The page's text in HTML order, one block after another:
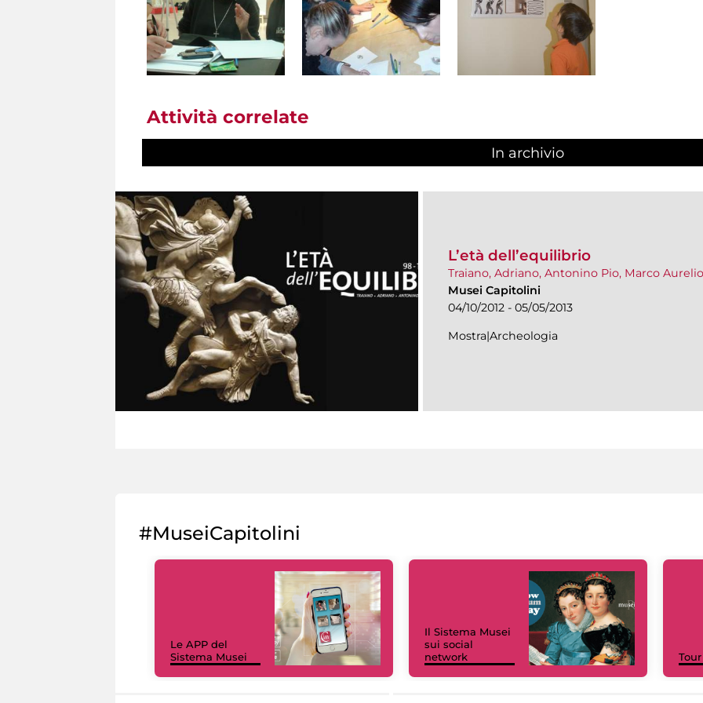
Attività correlate
In archivio
L’età dell’equilibrio
Traiano, Adriano, Antonino Pio, Marco Aurelio
Musei Capitolini
04/10/2012 - 05/05/2013
Mostra|Archeologia
#MuseiCapitolini
Le APP del
Sistema Musei
Il Sistema Musei
sui social
network